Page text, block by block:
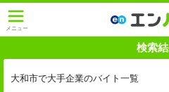
メニュー
検索
大和市で大手企業のバイト一覧